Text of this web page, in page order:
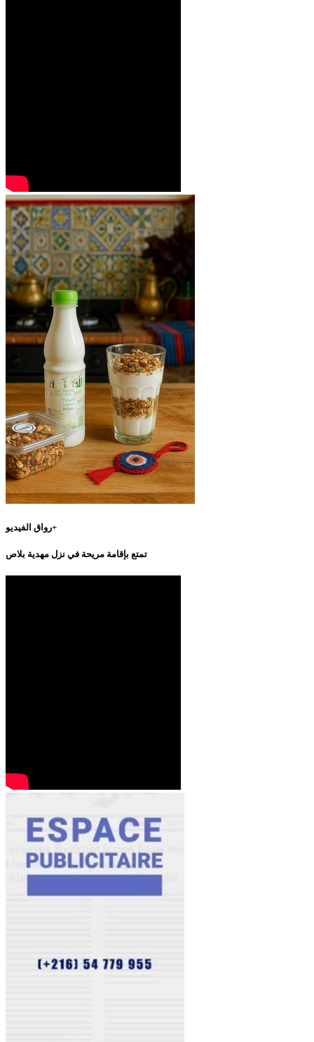
رواق الفيديو+
تمتع بإقامة مريحة في نزل مهدية بلاص